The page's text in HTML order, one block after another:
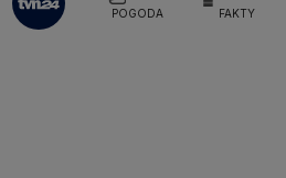
POGODA FAKTY